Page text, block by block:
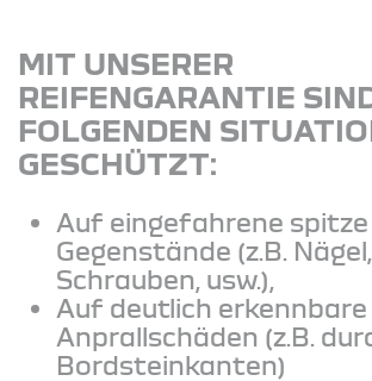
MIT UNSERER
REIFENGARANTIE
FOLGENDEN
GESCHÜTZT:
Auf eingefahrene spitze
Gegenstände (z.B.
Schrauben, usw.),
Auf deutlich erkennbare
Anprallschäden (z.B.
Bordsteinkanten)